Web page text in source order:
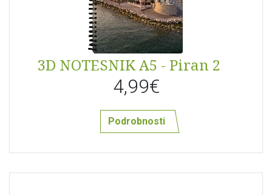
3D NOTESNIK A5 - Piran 2
4,99€
Podrobnosti